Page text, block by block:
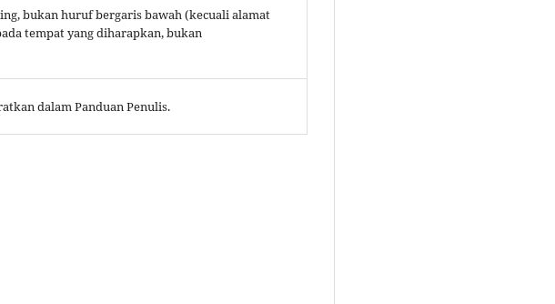
bukan huruf bergaris bawah (kecuali alamat
tempat yang diharapkan, bukan
dalam Panduan Penulis.